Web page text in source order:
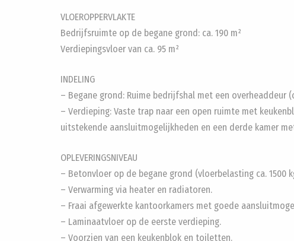
VLOEROPPERVLAKTE
Bedrijfsruimte op de begane grond: ca. 190 m²
Verdiepingsvloer van ca. 95 m²
INDELING
– Begane grond: Ruime bedrijfshal met een overheaddeur
– Verdieping: Vaste trap naar een open ruimte met
uitstekende aansluitmogelijkheden en een derde kamer
OPLEVERINGSNIVEAU
– Betonvloer op de begane grond (vloerbelasting ca. 1500
– Verwarming via heater en radiatoren.
– Fraai afgewerkte kantoorkamers met goede
– Laminaatvloer op de eerste verdieping.
– Voorzien van een keukenblok en toiletten.